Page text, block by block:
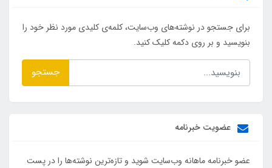
برای جستجو در نوشته‌های وب‌سایت، کلمه‌ی کلیدی مورد نظر خود را
بنویسید و بر روی دکمه کلیک کنید.
جستجو
عضویت خبرنامه
عضو خبرنامه ماهانه وب‌سایت شوید و تازه‌ترین نوشته‌ها را در پست